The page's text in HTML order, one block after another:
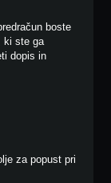
boste
ki ste ga
dopis in
za popust pri